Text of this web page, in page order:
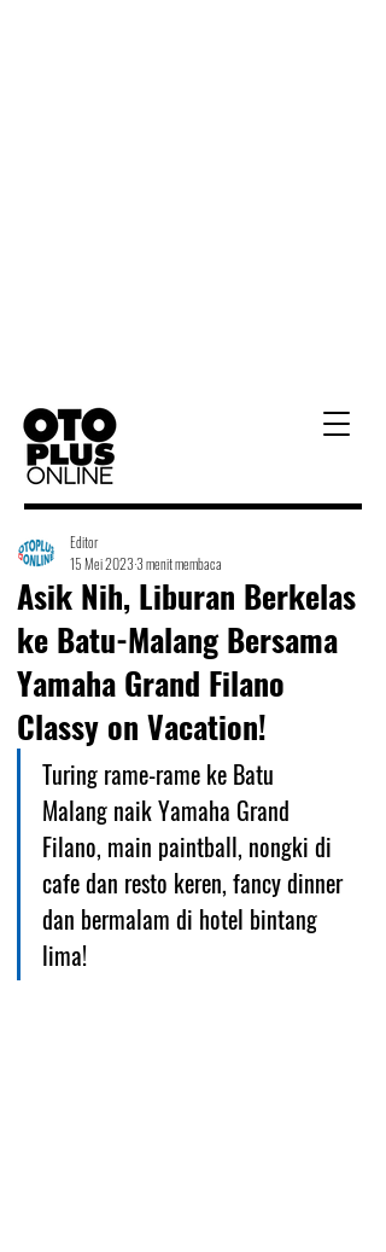
Asik Nih, Liburan Berkelas
ke Batu-Malang Bersama
Yamaha Grand Filano
Classy on Vacation!
Editor
15 Mei 20233 menit membaca
Turing rame-rame ke Batu
Malang naik Yamaha Grand
Filano, main paintball, nongki di
cafe dan resto keren, fancy dinner
dan bermalam di hotel bintang
lima!